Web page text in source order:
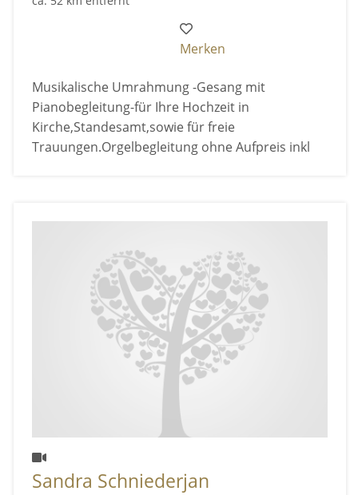
Merken
Musikalische Umrahmung -Gesang mit
Pianobegleitung-für Ihre Hochzeit in
Kirche,Standesamt,sowie für freie
Trauungen.Orgelbegleitung ohne Aufpreis inkl
Sandra Schniederjan